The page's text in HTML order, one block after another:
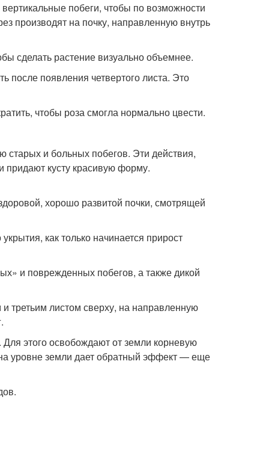
побеги, чтобы по возможности
производят на почку, направленную внутрь
сделать растение визуально объемнее.
появления четвертого листа. Это
чтобы роза смогла нормально цвести.
старых и больных побегов. Эти действия,
кусту красивую форму.
хорошо развитой почки, смотрящей
как только начинается прирост
и поврежденных побегов, а также дикой
третьим листом сверху, на направленную
Для этого освобождают от земли корневую
уровне земли дает обратный эффект — еще